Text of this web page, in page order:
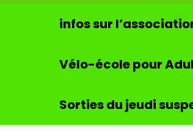
infos sur
Vélo-école pour
Sorties du jeudi